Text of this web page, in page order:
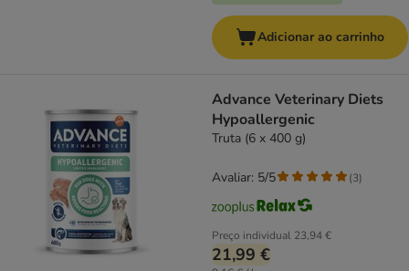
Adicionar ao carrinho
Advance Veterinary Diets
Hypoallergenic
Truta (6 x 400 g)
Preço individual 23,94 €
21,99 €
Avaliar: 5/5 (3)